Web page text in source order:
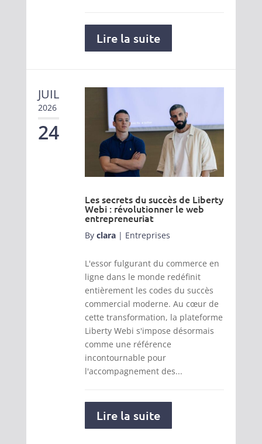
Lire la suite
JUIL
2026
24
Les secrets du succès de Liberty
Webi : révolutionner le web
entrepreneuriat
By clara| Entreprises
L'essor fulgurant du commerce en
ligne dans le monde redéfinit
entièrement les codes du succès
commercial moderne. Au cœur de
cette transformation, la plateforme
Liberty Webi s'impose désormais
comme une référence
incontournable pour
l'accompagnement des...
Lire la suite